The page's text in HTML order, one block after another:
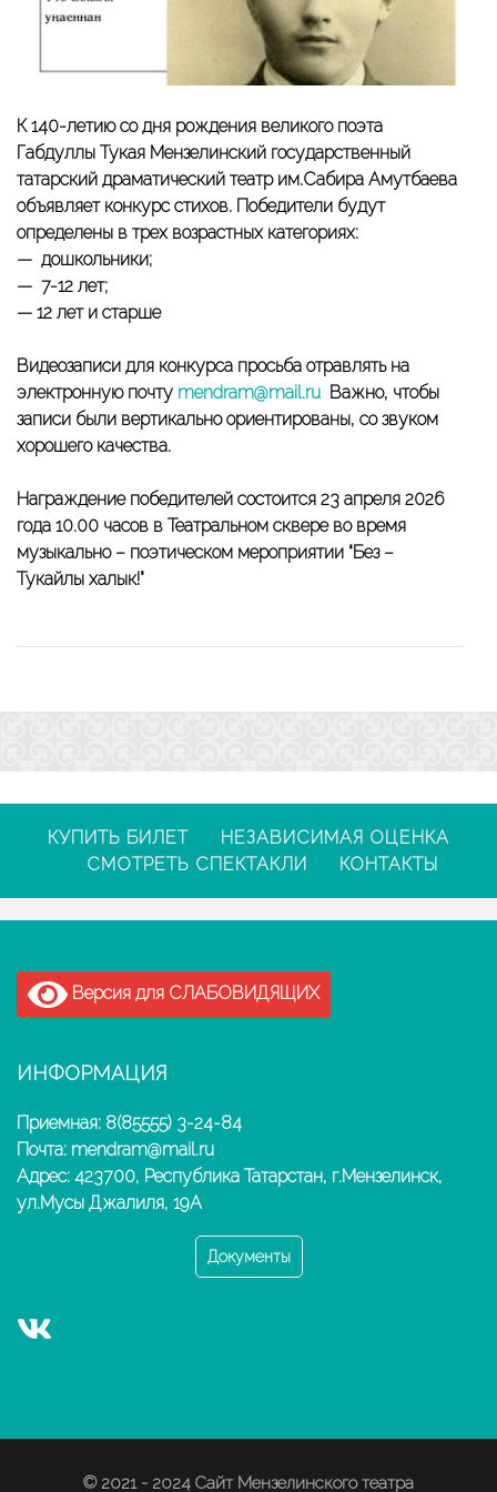
К 140-летию со дня рождения великого поэта
Габдуллы Тукая Мензелинский государственный
татарский драматический театр им.Сабира Амутбаева
объявляет конкурс стихов. Победители будут
определены в трех возрастных категориях:
— дошкольники;
— 7-12 лет;
— 12 лет и старше
Видеозаписи для конкурса просьба отравлять на
электронную почту mendram@mail.ru Важно, чтобы
записи были вертикально ориентированы, со звуком
хорошего качества.
Награждение победителей состоится 23 апреля 2026
года 10.00 часов в Театральном сквере во время
музыкально – поэтическом мероприятии “Без –
Тукайлы халык!”
КУПИТЬ БИЛЕТ
НЕЗАВИСИМАЯ ОЦЕНКА
СМОТРЕТЬ СПЕКТАКЛИ
КОНТАКТЫ
Версия для СЛАБОВИДЯЩИХ
ИНФОРМАЦИЯ
Приемная: 8(85555) 3-24-84
Почта: mendram@mail.ru
Адрес: 423700, Республика Татарстан, г.Мензелинск,
ул.Мусы Джалиля, 19А
Документы
© 2021 - 2024 Сайт Мензелинского театра